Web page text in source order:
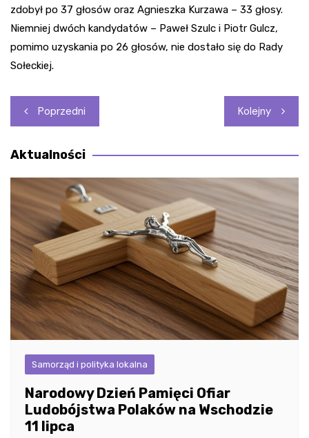
zdobył po 37 głosów oraz Agnieszka Kurzawa – 33 głosy.
Niemniej dwóch kandydatów – Paweł Szulc i Piotr Gulcz,
pomimo uzyskania po 26 głosów, nie dostało się do Rady
Sołeckiej.
Nawigacja
wpisu
Poprzedni Kolejny
Aktualności
Samorząd i polityka lokalna
Narodowy Dzień Pamięci Ofiar
Ludobójstwa Polaków na Wschodzie
11 lipca